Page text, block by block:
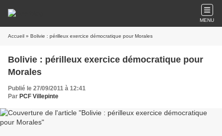
MENU
Accueil » Bolivie : périlleux exercice démocratique pour Morales
Bolivie : périlleux exercice démocratique pour
Morales
Publié le 27/09/2011 à 12:41
Par PCF Villepinte